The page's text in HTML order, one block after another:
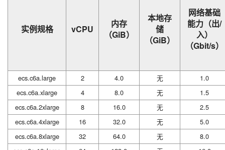
实例规格 vCPU
内存
（GiB）
本地存
储
（GiB）
网络基础
能力（出/
入）
（Gbit/s）
ecs.c6a.large 2 4.0 无
1.0
ecs.c6a.xlarge
4 8.0 无
1.5
ecs.c6a.2xlarge
8 16.0 无
2.5
ecs.c6a.4xlarge
16 32.0 无
5.0
ecs.c6a.8xlarge
32 64.0 无
8.0